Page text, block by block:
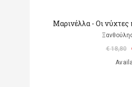
Μαρινέλλα - Οι νύχτες
€ 18,80